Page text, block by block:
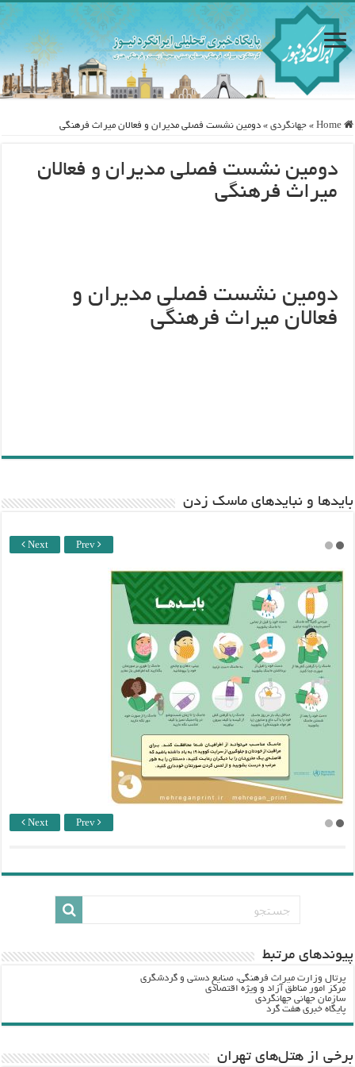
Home
» جهانگردی » دومین نشست فصلی مدیران و فعالان میراث فرهنگی
دومین نشست فصلی مدیران و فعالان
میراث فرهنگی
دومین نشست فصلی مدیران و
فعالان میراث فرهنگی
باید‌ها و نبایدهای ماسک زدن
Next Prev
Next Prev
پيوندهاي مرتبط
پرتال وزارت ميراث فرهنگي، صنایع دستی و گردشگري
مرکز امور مناطق آزاد و ویژه اقتصادی
سازمان جهانی جهانگردی
پایگاه خبری هفت گرد
برخی از هتل‌های تهران